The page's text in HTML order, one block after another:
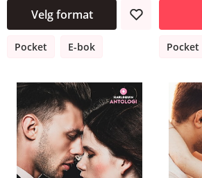
Velg format
Pocket E-bok Pocket